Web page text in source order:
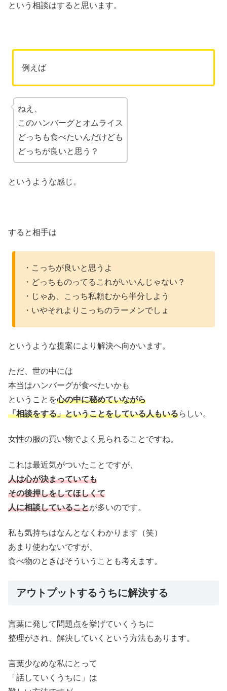
という相談はすると思います。
例えば
ねえ、
このハンバーグとオムライス
どっちも食べたいんだけども
どっちが良いと思う？
というような感じ。
すると相手は
・こっちが良いと思うよ
・どっちものってるこれがいいんじゃない？
・じゃあ、こっち私頼むから半分しよう
・いやそれよりこっちのラーメンでしょ
というような提案により解決へ向かいます。
ただ、世の中には
本当はハンバーグが食べたいかも
ということを心の中に秘めていながら
「相談をする」ということをしている人もいるらしい。
女性の服の買い物でよく見られることですね。
これは最近気がついたことですが、
人は心が決まっていても
その後押しをしてほしくて
人に相談していることが多いのです。
私も気持ちはなんとなくわかります（笑）
あまり使わないですが、
食べ物のときはそういうことも考えます。
アウトプットするうちに解決する
言葉に発して問題点を挙げていくうちに
整理がされ、解決していくという方法もあります。
言葉少なめな私にとって
「話していくうちに」は